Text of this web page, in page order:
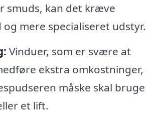
smuds, kan det kræve
mere specialiseret udstyr.
Vinduer, som er svære at
ekstra omkostninger,
måske skal bruge
et lift.